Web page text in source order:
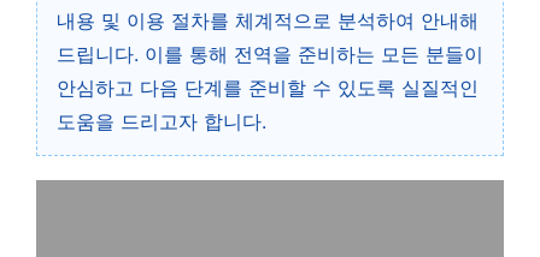
내용 및 이용 절차를 체계적으로 분석하여 안내해
드립니다. 이를 통해 전역을 준비하는 모든 분들이
안심하고 다음 단계를 준비할 수 있도록 실질적인
도움을 드리고자 합니다.